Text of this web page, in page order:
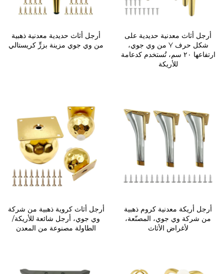
أرجل أثاث معدنية حديدية على
شكل حرف Y من وي جوي،
ارتفاعها ٢٠ سم، تُستخدم كدعامة
للأريكة
أرجل أثاث حديدية معدنية ذهبية
من وي جوي مزينة بزرٍّ كريستالي
أرجل أريكة معدنية كروم ذهبية
من شركة وي جوي، المصنّعة،
لأغراض الأثاث
أرجل أثاث كروية ذهبية من شركة
وي جوي، أرجل شائعة للأريكة/
الطاولة مصنوعة من المعدن